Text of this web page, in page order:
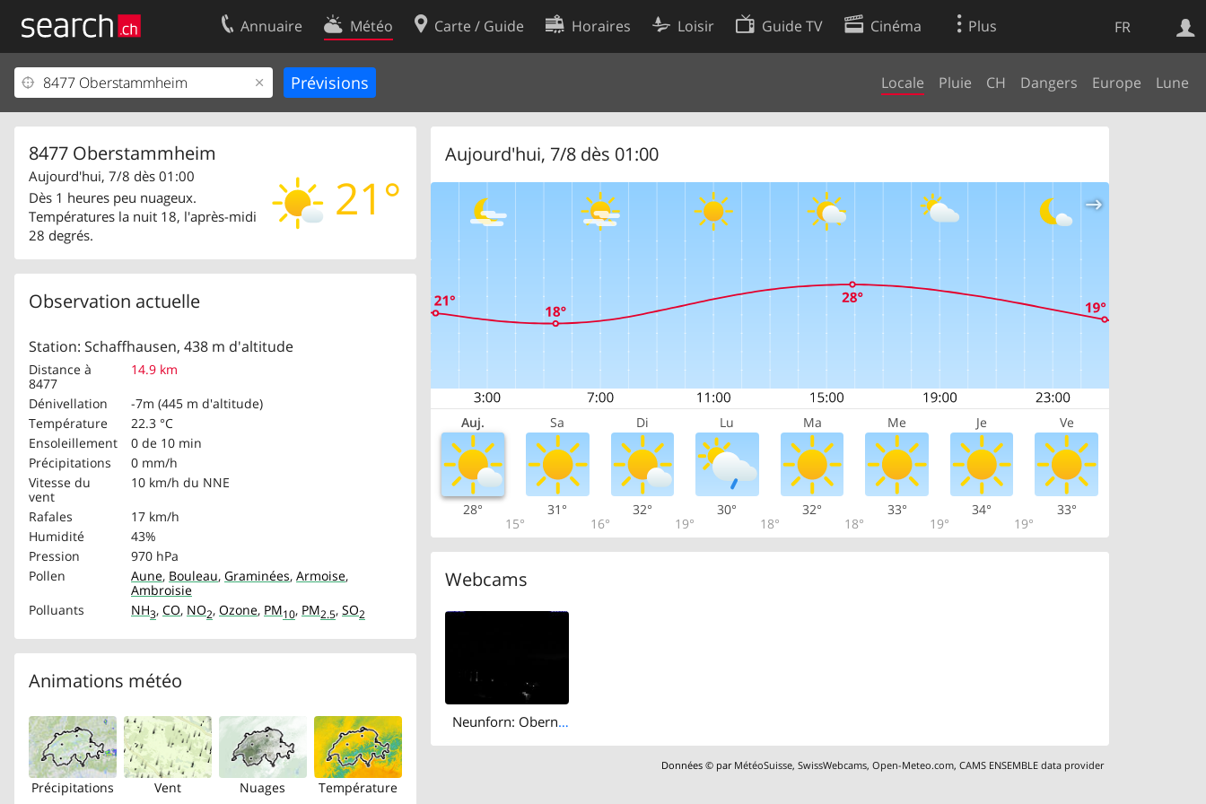
FR
Annuaire Météo Carte / Guide Horaires Loisir Guide TV Cinéma Plus
Locale Pluie CH Dangers Europe Lune
8477 Oberstammheim
21°
Aujourd'hui, 7/8 dès 01:00
Dès 1 heures peu nuageux.
Températures la nuit 18, l'après-midi
28 degrés.
Observation actuelle
Station: Schaffhausen, 438 m d'altitude
Distance à
8477
14.9 km
Dénivellation
-7m (445 m d'altitude)
Température
22.3 °C
Ensoleillement
0 de 10 min
Précipitations
0 mm/h
Vitesse du
vent
10 km/h du NNE
Rafales
17 km/h
Humidité
43%
Pression
970 hPa
Pollen
Aune, Bouleau, Graminées, Armoise,
Ambroisie
Polluants
NH3, CO, NO2, Ozone, PM10, PM2.5, SO2
Animations météo
Précipitations Vent Nuages Température
Aujourd'hui, 7/8 dès 01:00
Auj. Sa Di Lu Ma Me Je Ve
28°
15°
31°
16°
32°
19°
30°
18°
32°
18°
33°
19°
34°
19°
33°
Webcams
Neunforn: Oberneunforn
Données © par MétéoSuisse,SwissWebcams,Open-Meteo.com,CAMS ENSEMBLE data provider
Web
Votre inscription
Centre clients
Mentions Légales
Contact
Conditions d’utilisation
Préférences de cookies